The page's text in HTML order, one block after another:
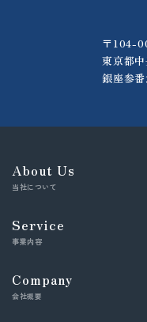
〒104-
東京都
銀座参
About Us
当社について
Service
事業内容
Company
会社概要